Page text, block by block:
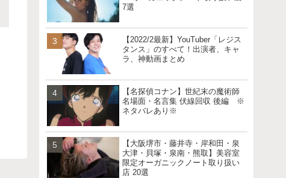
7選
【2022/2最新】YouTuber「レジス
タンス」のすべて！出演者、キャ
ラ、神動画まとめ
【名探偵コナン】世紀末の魔術師
名場面・名言集 伏線回収 後編 ※
ネタバレあり※
【大阪堺市・藤井寺・岸和田・泉
大津・貝塚・泉南・熊取】美容室
限定オーガニックノート取り扱い
店 20選